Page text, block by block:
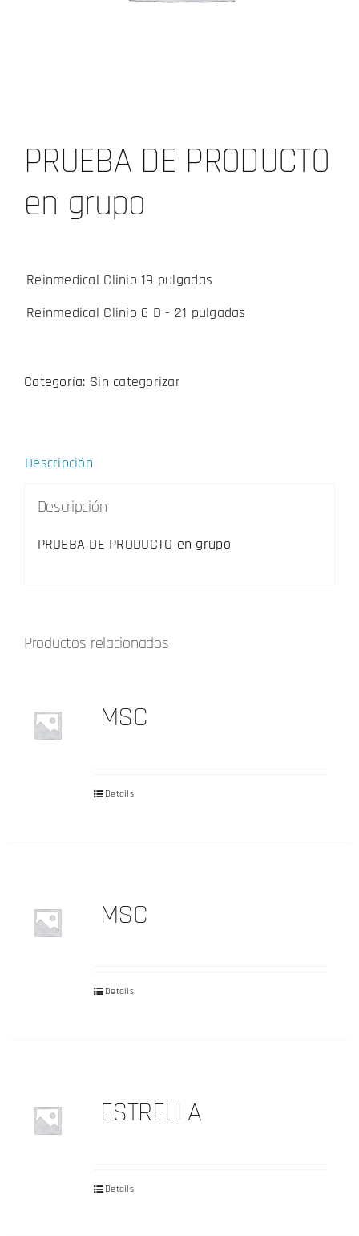
PRUEBA DE PRODUCTO
en grupo
Reinmedical Clinio 19 pulgadas
Reinmedical Clinio 6 D - 21 pulgadas
Categoría: Sin categorizar
Descripción
Descripción
PRUEBA DE PRODUCTO en grupo
Productos relacionados
MSC
Details
MSC
Details
ESTRELLA
Details